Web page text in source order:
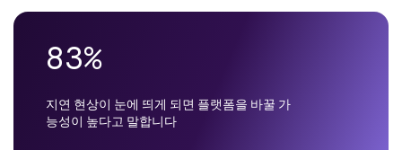
83%
지연 현상이 눈에 띄게 되면 플랫폼을 바꿀 가
능성이 높다고 말합니다